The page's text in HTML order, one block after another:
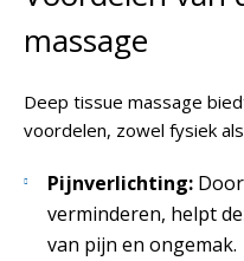
massage
Deep tissue massage
voordelen, zowel fysiek
Pijnverlichting:
verminderen, helpt
van pijn en ongemak.